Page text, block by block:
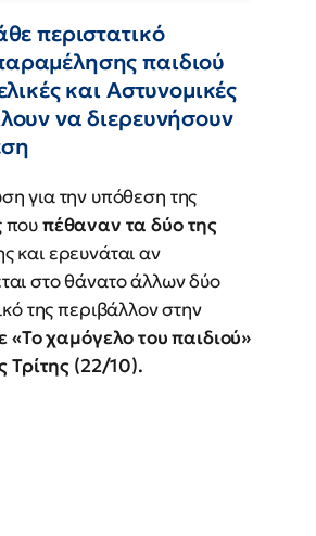
περιστατικό
παιδιού
και Αστυνομικές
να διερευνήσουν
για την υπόθεση της
πουπέθαναν τα δύο της
και ερευνάται αν
στο θάνατο άλλων δύο
της περιβάλλον στην
«Το χαμόγελο του παιδιού»
Τρίτης (22/10).